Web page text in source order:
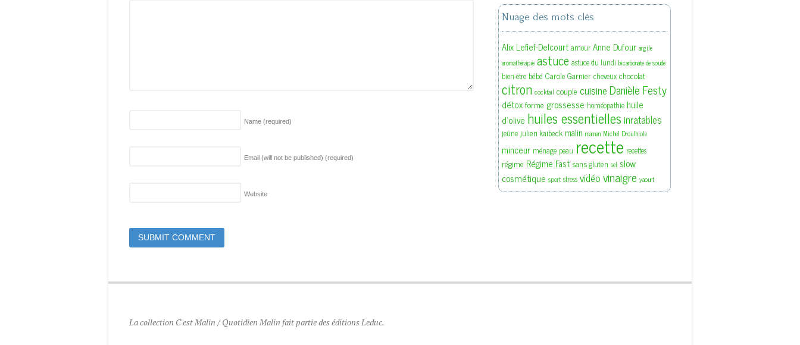
Name (required)
Email (will not be published) (required)
Website
Nuage des mots clés
Alix Lefief-Delcourt amour Anne Dufour argile
aromathérapie astuce astuce du lundi bicarbonate de soude
bien-être bébé Carole Garnier cheveux chocolat
citron cocktail couple cuisineDanièle Festy
détoxforme grossesse homéopathie huile
d'olive huiles essentiellesinratables
jeûne julien kaibeck malin maman Michel Droulhiole
minceur ménage peau recette recettes
régime Régime Fast sans gluten sel slow
cosmétique sport stress vidéovinaigre yaourt
La collection C'est Malin / Quotidien Malin fait partie des éditions Leduc.